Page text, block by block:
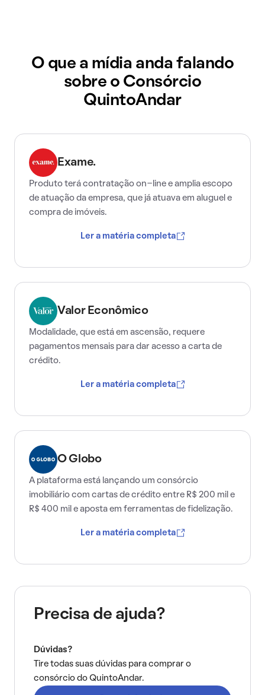
O que a mídia anda falando
sobre o Consórcio
QuintoAndar
Exame.
Produto terá contratação on-line e amplia escopo
de atuação da empresa, que já atuava em aluguel e
compra de imóveis.
Ler a matéria completa
Valor Econômico
Modalidade, que está em ascensão, requere
pagamentos mensais para dar acesso a carta de
crédito.
Ler a matéria completa
O Globo
A plataforma está lançando um consórcio
imobiliário com cartas de crédito entre R$ 200 mil e
R$ 400 mil e aposta em ferramentas de fidelização.
Ler a matéria completa
Precisa de ajuda?
Dúvidas?
Tire todas suas dúvidas para comprar o
consórcio do QuintoAndar.